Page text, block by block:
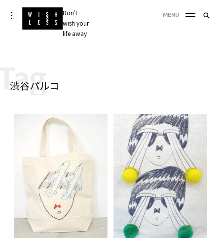
Skip
to
Don't
wish your
life away
toggle
open/close
sidebar
MENU
渋谷パルコ